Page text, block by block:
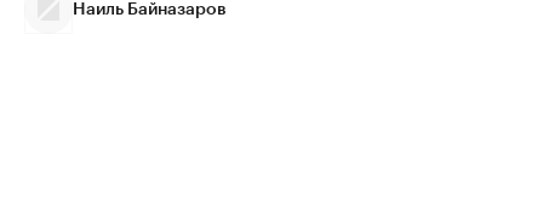
Наиль Байназаров